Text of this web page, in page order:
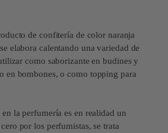
de confitería de color naranja
elabora calentando una variedad de
como saborizante en budines y
en bombones, o como topping para
la perfumería es en realidad un
por los perfumistas, se trata